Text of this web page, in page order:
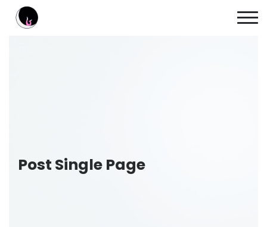
Post Single Page